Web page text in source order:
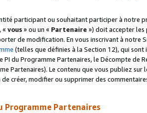
participant ou souhaitant participer à notre
« vous» ou un « Partenaire ») doit accepter les
de modification. En vous inscrivant à notre
(telles que définies à la Section 12), qui
PI du Programme Partenaires, le Décompte de
Partenaires). Le contenu que vous publiez
créer, modifier ou supprimer des
Programme Partenaires